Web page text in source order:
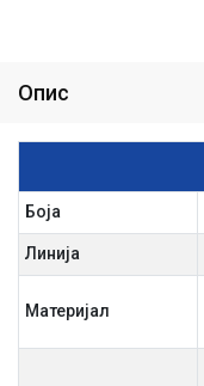
Опис
Боја
Линија
Материјал